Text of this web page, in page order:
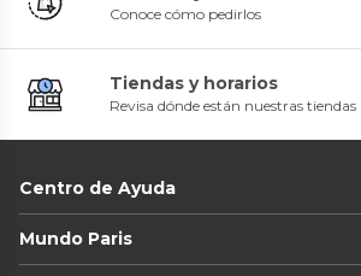
Conoce cómo pedirlos
Tiendas y horarios
Revisa dónde están nuestras tiendas
Centro de Ayuda
Mundo Paris